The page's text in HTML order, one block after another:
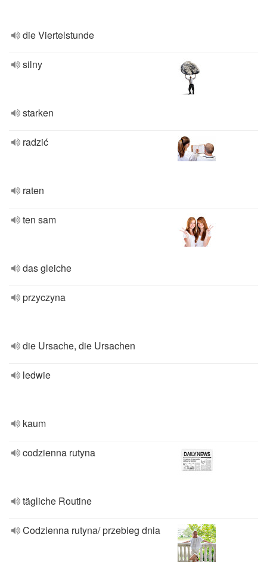
die Viertelstunde
silny
starken
radzić
raten
ten sam
das gleiche
przyczyna
die Ursache, die Ursachen
ledwie
kaum
codzienna rutyna
tägliche Routine
Codzienna rutyna/ przebieg dnia